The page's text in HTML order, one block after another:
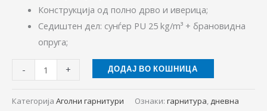
Конструкција од полно дрво и иверица;
Седиштен дел: сунѓер PU 25 kg/m³ + брановидна
опруга;
- + ДОДАЈ ВО КОШНИЦА
Категорија Аголни гарнитури Ознаки: гарнитура, дневна